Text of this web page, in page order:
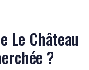
Le Château
?